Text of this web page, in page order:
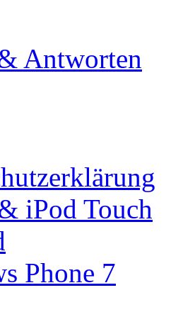
Antworten
iPod Touch
Phone 7